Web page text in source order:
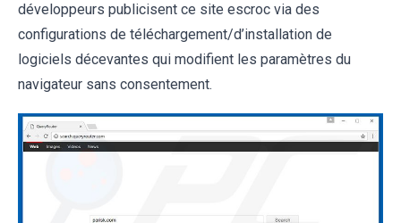
développeurs publicisent ce site escroc via des
configurations de téléchargement/d’installation de
logiciels décevantes qui modifient les paramètres du
navigateur sans consentement.